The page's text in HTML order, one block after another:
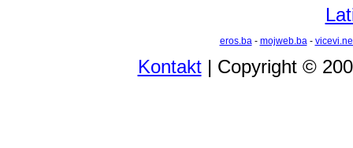
eros.ba- mojweb.ba-
Kontakt| Copyright ©